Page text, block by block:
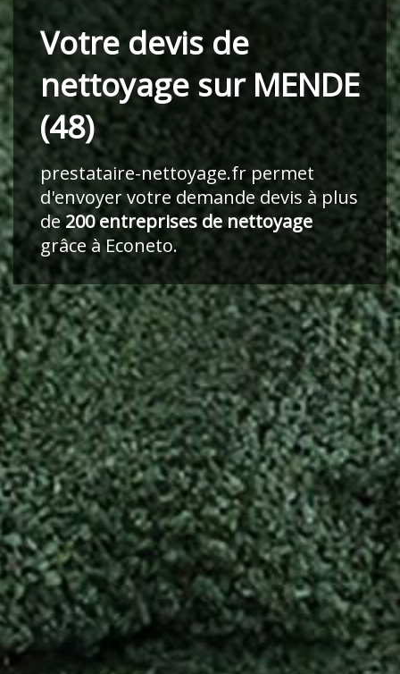
Votre devis de
nettoyage sur MENDE
(48)
prestataire-nettoyage.frpermet
d'envoyer votre demande devis à plus
de200 entreprises de nettoyage
grâce à Econeto.